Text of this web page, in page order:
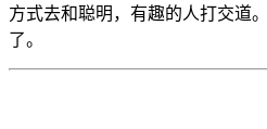
方式去和聪明，有趣的人打交道
了。